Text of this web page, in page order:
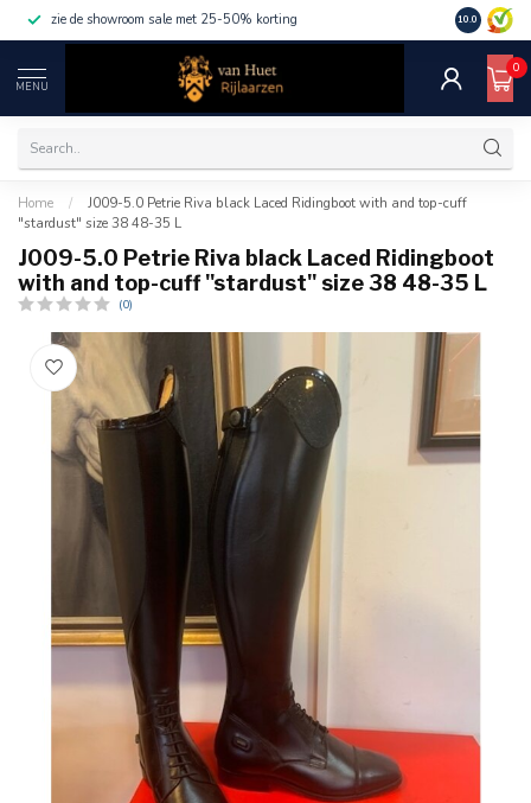
zie de showroom sale met 25-50% korting 10.0
MENU
0
Home /
J009-5.0 Petrie Riva black Laced Ridingboot with and top-cuff
"stardust" size 38 48-35 L
J009-5.0 Petrie Riva black Laced Ridingboot
with and top-cuff "stardust" size 38 48-35 L
(0)